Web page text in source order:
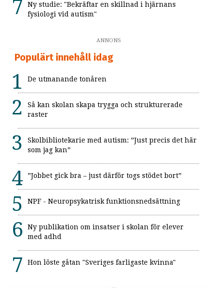
Ny studie: "Bekräftar en skillnad i hjärnans
fysiologi vid autism"
ANNONS
Populärt innehåll idag
De utmanande tonåren
Så kan skolan skapa trygga och strukturerade
raster
Skolbibliotekarie med autism: ”Just precis det här
som jag kan”
”Jobbet gick bra – just därför togs stödet bort”
NPF - Neuropsykatrisk funktionsnedsättning
Ny publikation om insatser i skolan för elever
med adhd
Hon löste gåtan "Sveriges farligaste kvinna"